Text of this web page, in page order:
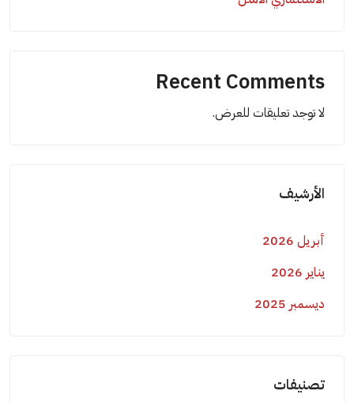
Recent Comments
لا توجد تعليقات للعرض.
الأرشيف
أبريل 2026
يناير 2026
ديسمبر 2025
تصنيفات